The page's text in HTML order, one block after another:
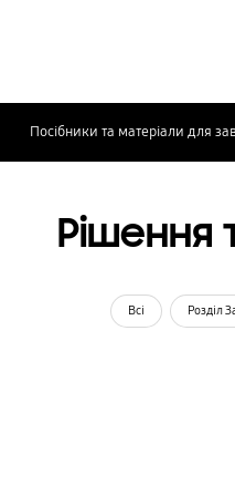
Посібники та матеріали для
Рішення
Всі Розділ